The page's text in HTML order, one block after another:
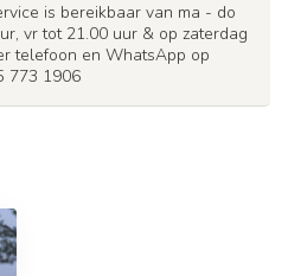
is bereikbaar van ma - do
vr tot 21.00 uur & op zaterdag
telefoon en WhatsApp op
773 1906